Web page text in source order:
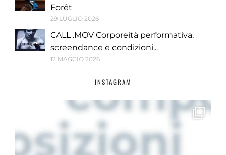
Forêt
29 LUGLIO 2026
CALL .MOV Corporeità performativa,
screendance e condizioni...
12 MAGGIO 2026
INSTAGRAM